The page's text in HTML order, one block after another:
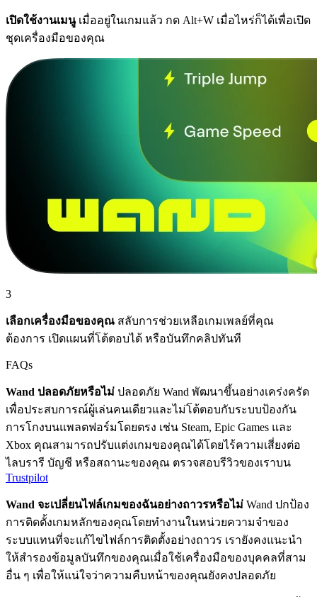
เปิดใช้งานเมนูเมื่ออยู่ในเกมแล้ว กด Alt+W เมื่อไหร่ก็ได้เพื่อเปิด
ชุดเครื่องมือของคุณ
3
เลือกเครื่องมือของคุณ สลับการช่วยเหลือเกมเพลย์ที่คุณ
ต้องการ เปิดแผนที่โต้ตอบได้ หรือบันทึกคลิปทันที
FAQs
Wand ปลอดภัยหรือไม่ ปลอดภัย Wand พัฒนาขึ้นอย่างเคร่งครัด
เพื่อประสบการณ์ผู้เล่นคนเดียวและไม่โต้ตอบกับระบบป้องกัน
การโกงบนแพลตฟอร์มโดยตรง เช่น Steam, Epic Games และ
Xbox คุณสามารถปรับแต่งเกมของคุณได้โดยไร้ความเสี่ยงต่อ
ไลบรารี บัญชี หรือสถานะของคุณ ตรวจสอบรีวิวของเราบน
Trustpilot
Wand จะเปลี่ยนไฟล์เกมของฉันอย่างถาวรหรือไม่ Wand ปกป้อง
การติดตั้งเกมหลักของคุณโดยทำงานในหน่วยความจำของ
ระบบแทนที่จะแก้ไขไฟล์การติดตั้งอย่างถาวร เรายังคงแนะนำ
ให้สำรองข้อมูลบันทึกของคุณเมื่อใช้เครื่องมือของบุคคลที่สาม
อื่น ๆ เพื่อให้แน่ใจว่าความคืบหน้าของคุณยังคงปลอดภัย